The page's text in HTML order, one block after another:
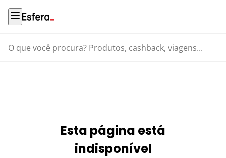
O que você procura? Produtos, cashback, viagens...
Esta página está
indisponível